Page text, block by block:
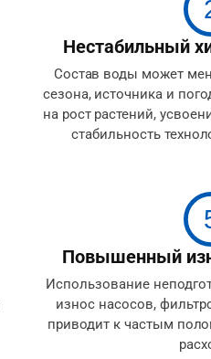
Нестабильный
Состав воды может
сезона, источника и
на рост растений,
стабильность
Повышенный
Использование
износ насосов,
приводит к частым